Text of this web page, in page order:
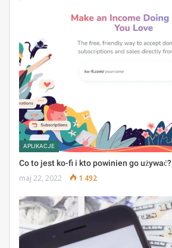
APLIKACJE
Co to jest ko-fi i kto powinien go używać?
maj 22, 2022 1 492